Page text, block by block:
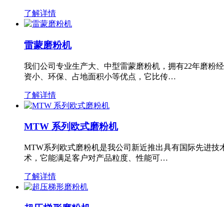
了解详情
雷蒙磨粉机
我们公司专业生产大、中型雷蒙磨粉机，拥有22年磨粉
资小、环保、占地面积小等优点，它比传…
了解详情
MTW 系列欧式磨粉机
MTW系列欧式磨粉机是我公司新近推出具有国际先进
术，它能满足客户对产品粒度、性能可…
了解详情